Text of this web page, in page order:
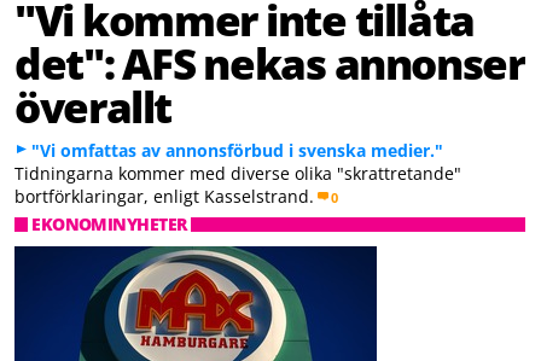
"Vi kommer inte tillåta
det": AFS nekas annonser
överallt
"Vi omfattas av annonsförbud i svenska medier."
Tidningarna kommer med diverse olika "skrattretande"
bortförklaringar, enligt Kasselstrand.
0
EKONOMINYHETER